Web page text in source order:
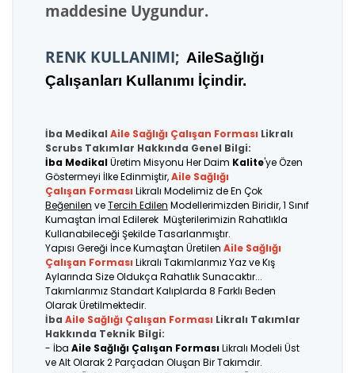
maddesine Uygundur.
RENK KULLANIMI; AileSağlığı
Çalışanları Kullanımı İçindir.
İba Medikal Aile Sağlığı Çalışan Forması Likralı
Scrubs Takımlar Hakkında Genel Bilgi:
İba MedikalÜretim Misyonu Her Daim Kalite'ye Özen
Göstermeyi İlke Edinmiştir,Aile Sağlığı
Çalışan Forması Likralı Modelimiz de En Çok
Beğenilen veTercih Edilen Modellerimizden Biridir, 1 Sınıf
Kumaştan İmal Edilerek Müşterilerimizin Rahatlıkla
Kullanabileceği Şekilde Tasarlanmıştır.
Yapısı Gereği İnce Kumaştan Üretilen Aile Sağlığı
Çalışan Forması Likralı Takımlarımız Yaz ve Kış
Aylarında Size Oldukça Rahatlık Sunacaktır...
Takımlarımız Standart Kalıplarda 8 Farklı Beden
Olarak Üretilmektedir.
İba Aile Sağlığı Çalışan Forması Likralı Takımlar
Hakkında Teknik Bilgi:
- İba Aile Sağlığı Çalışan FormasıLikralı Modeli Üst
ve Alt Olarak 2 Parçadan Oluşan Bir Takımdır.